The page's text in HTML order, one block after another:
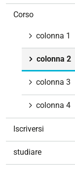
Corso
colonna 1
colonna 2
colonna 3
colonna 4
Iscriversi
studiare